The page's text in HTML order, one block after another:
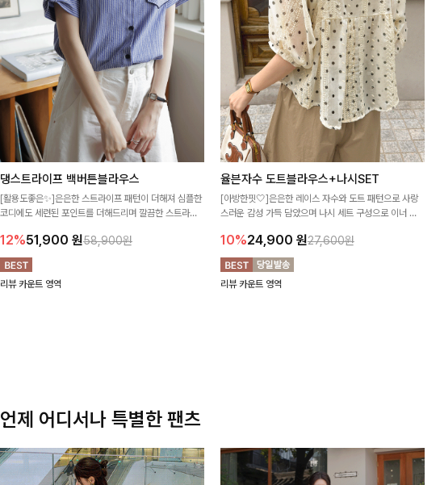
댕스트라이프 백버튼블라우스
[활용도좋은✨]은은한 스트라이프 패턴이 더해져 심플한
코디에도 세련된 포인트를 더해드리며 깔끔한 스트라이
12%51,900 원58,900원
리뷰 카운트 영역
율븐자수 도트블라우스+나시SET
[아방한핏🤍]은은한 레이스 자수와 도트 패턴으로 사랑
스러운 감성 가득 담았으며 나시 세트 구성으로 이너 걱
10%24,900 원27,600원
리뷰 카운트 영역
언제 어디서나 특별한 팬츠